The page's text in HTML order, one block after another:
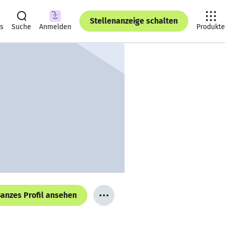
Suche Anmelden
Stellenanzeige schalten
Produkte
Profil ansehen